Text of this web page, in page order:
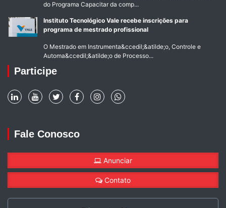
do Programa Capacitar da comp...
Instituto Tecnológico Vale recebe inscrições para
programa de mestrado profissional
O Mestrado em Instrumenta&ccedil;&atilde;o, Controle e
Automa&ccedil;&atilde;o de Processo...
Participe
Fale Conosco
Anunciar
Contato